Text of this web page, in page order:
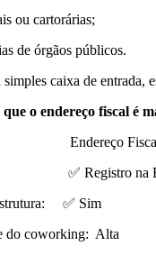
ou cartorárias;
de órgãos públicos.
caixa de entrada,
o endereço fiscal é
Fiscal |
Registro na
e estrutura: ✅
do